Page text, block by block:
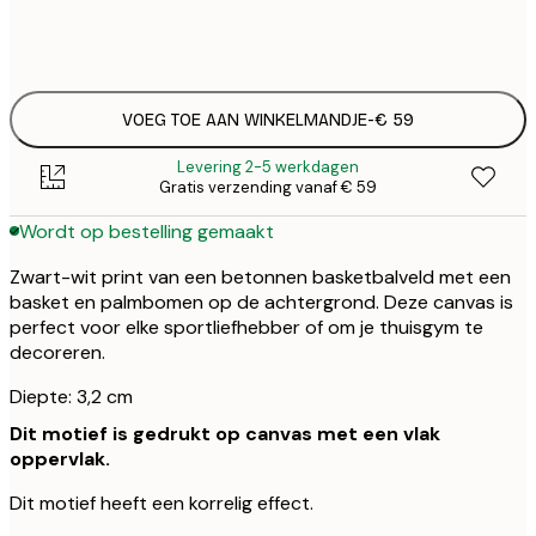
VOEG TOE AAN WINKELMANDJE-€ 59
Levering 2-5 werkdagen
Gratis verzending vanaf € 59
Wordt op bestelling gemaakt
Zwart-wit print van een betonnen basketbalveld met een
basket en palmbomen op de achtergrond. Deze canvas is
perfect voor elke sportliefhebber of om je thuisgym te
decoreren.
Diepte: 3,2 cm
Dit motief is gedrukt op canvas met een vlak
oppervlak.
Dit motief heeft een korrelig effect.